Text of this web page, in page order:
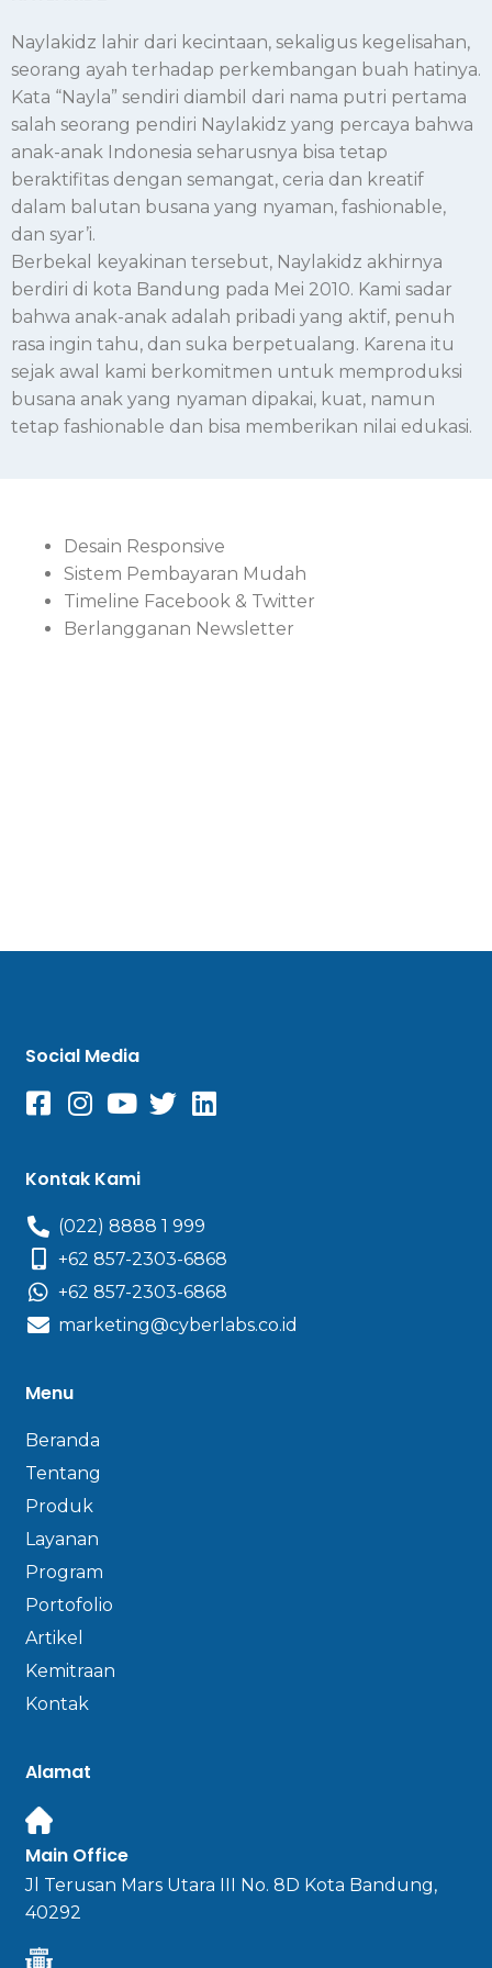
Naylakidz lahir dari kecintaan, sekaligus kegelisahan,
seorang ayah terhadap perkembangan buah hatinya.
Kata “Nayla” sendiri diambil dari nama putri pertama
salah seorang pendiri Naylakidz yang percaya bahwa
anak-anak Indonesia seharusnya bisa tetap
beraktifitas dengan semangat, ceria dan kreatif
dalam balutan busana yang nyaman, fashionable,
dan syar’i.
Berbekal keyakinan tersebut, Naylakidz akhirnya
berdiri di kota Bandung pada Mei 2010. Kami sadar
bahwa anak-anak adalah pribadi yang aktif, penuh
rasa ingin tahu, dan suka berpetualang. Karena itu
sejak awal kami berkomitmen untuk memproduksi
busana anak yang nyaman dipakai, kuat, namun
tetap fashionable dan bisa memberikan nilai edukasi.
Desain Responsive
Sistem Pembayaran Mudah
Timeline Facebook & Twitter
Berlangganan Newsletter
Social Media
Kontak Kami
(022) 8888 1 999
+62 857-2303-6868
+62 857-2303-6868
marketing@cyberlabs.co.id
Menu
Beranda
Tentang
Produk
Layanan
Program
Portofolio
Artikel
Kemitraan
Kontak
Alamat
Main Office
Jl Terusan Mars Utara III No. 8D Kota Bandung,
40292